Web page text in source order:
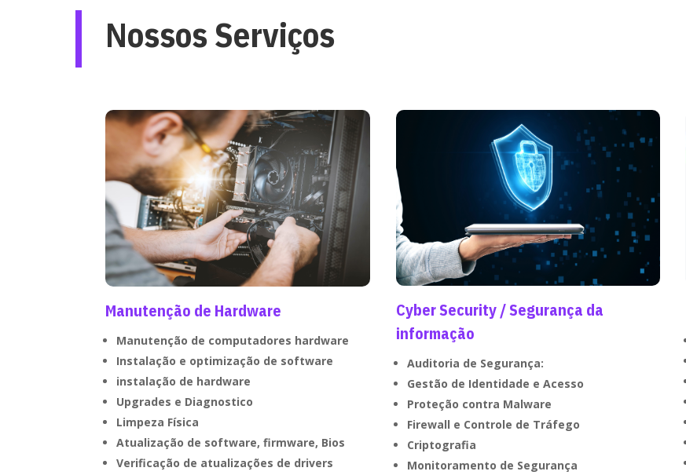
Nossos Serviços
Manutenção de Hardware
Manutenção de computadores hardware
Instalação e optimização de software
instalação de hardware
Upgrades e Diagnostico
Limpeza Física
Atualização de software, firmware, Bios
Verificação de atualizações de drivers
Cyber Security / Segurança da
informação
Auditoria de Segurança:
Gestão de Identidade e Acesso
Proteção contra Malware
Firewall e Controle de Tráfego
Criptografia
Monitoramento de Segurança